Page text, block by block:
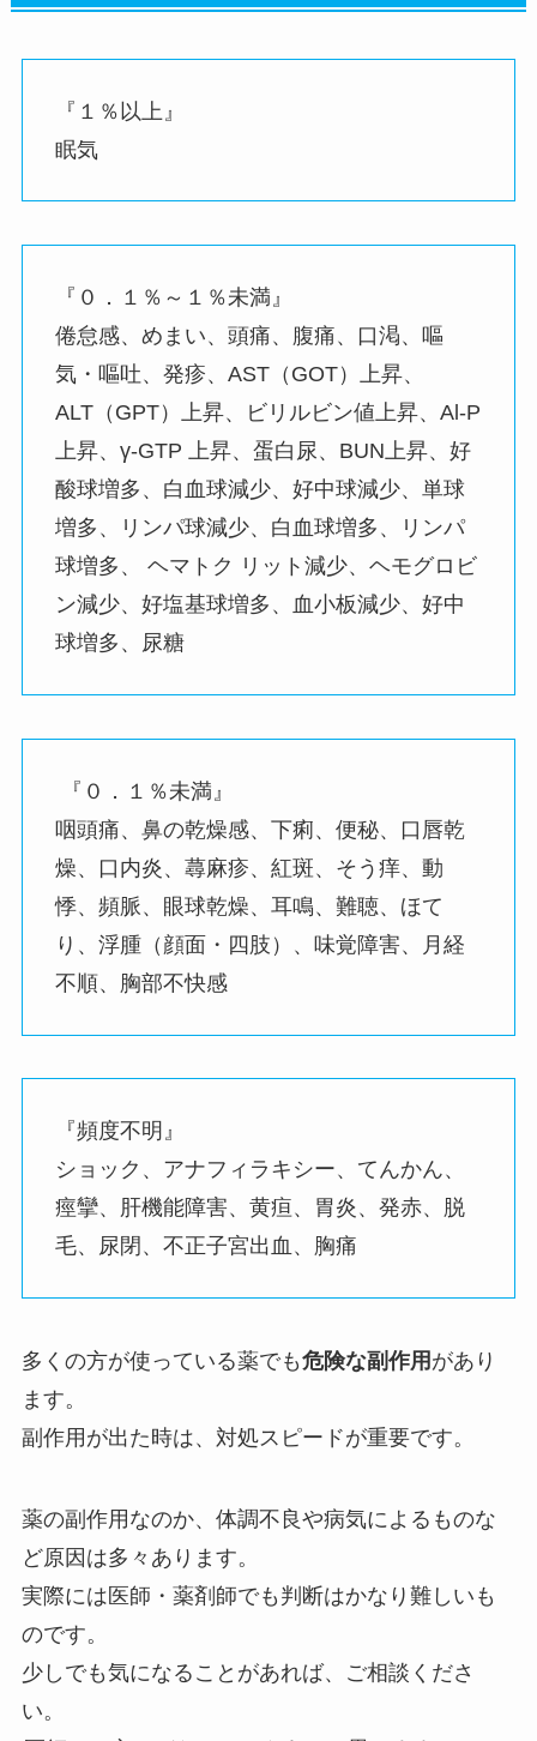
『１％以上』
眠気
『０．１％～１％未満』
倦怠感、めまい、頭痛、腹痛、口渇、嘔
気・嘔吐、発疹、AST（GOT）上昇、
ALT（GPT）上昇、ビリルビン値上昇、Al-P
上昇、γ-GTP 上昇、蛋白尿、BUN上昇、好
酸球増多、白血球減少、好中球減少、単球
増多、リンパ球減少、白血球増多、リンパ
球増多、 ヘマトク リット減少、ヘモグロビ
ン減少、好塩基球増多、血小板減少、好中
球増多、尿糖
『０．１％未満』
咽頭痛、鼻の乾燥感、下痢、便秘、口唇乾
燥、口内炎、蕁麻疹、紅斑、そう痒、動
悸、頻脈、眼球乾燥、耳鳴、難聴、ほて
り、浮腫（顔面・四肢）、味覚障害、月経
不順、胸部不快感
『頻度不明』
ショック、アナフィラキシー、てんかん、
痙攣、肝機能障害、黄疸、胃炎、発赤、脱
毛、尿閉、不正子宮出血、胸痛
多くの方が使っている薬でも危険な副作用 があり
ます。
副作用が出た時は、対処スピードが重要です。
薬の副作用なのか、体調不良や病気によるものな
ど原因は多々あります。
実際には医師・薬剤師でも判断はかなり難しいも
のです。
少しでも気になることがあれば、ご相談くださ
い。